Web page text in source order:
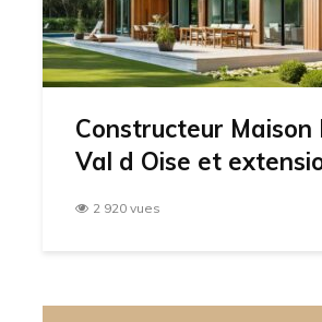
Constructeur Maison
Val d Oise et
2 920 vues